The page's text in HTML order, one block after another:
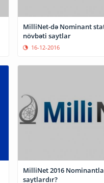
MilliNet-də Nominant
növbəti saytlar
16-12-2016
MilliNet 2016
saytlardır?